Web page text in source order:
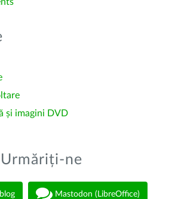
și imagini DVD
Urmăriți-ne
Mastodon (LibreOffice)